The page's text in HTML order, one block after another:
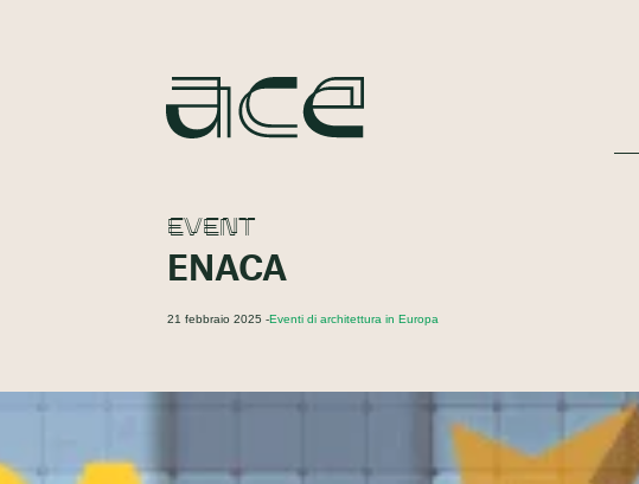
EVENT
ENACA
21 febbraio 2025 -Eventi di architettura in Europa